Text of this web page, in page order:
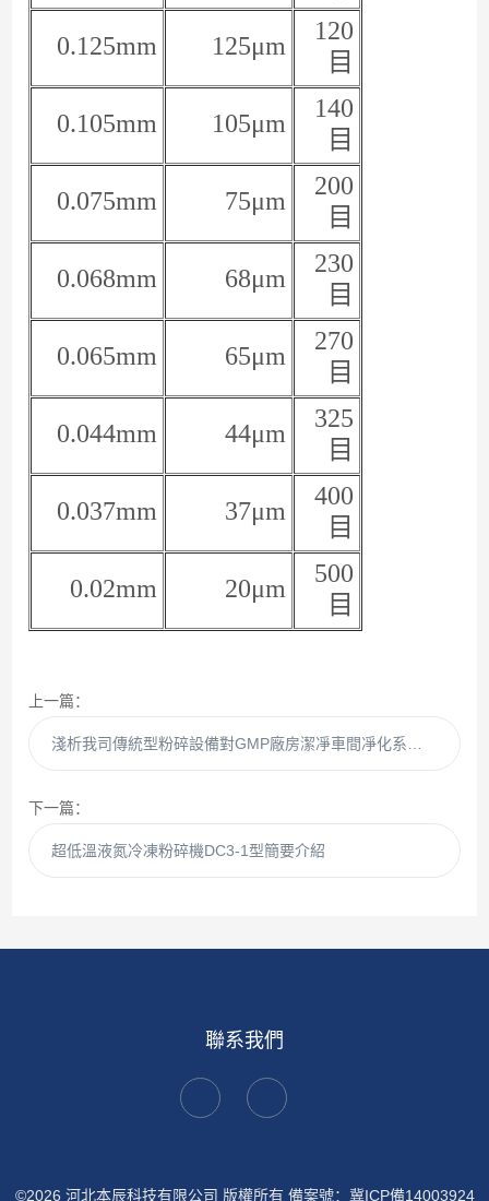
0.125mm 125μm
120
目
0.105mm 105μm
140
目
0.075mm 75μm
200
目
0.068mm 68μm
230
目
0.065mm 65μm
270
目
0.044mm 44μm
325
目
0.037mm 37μm
400
目
0.02mm 20μm
500
目
上一篇：
下一篇：
超低溫液氮冷凍粉碎機DC3-1型簡要介紹
聯系我們
©2026 河北本辰科技有限公司 版權所有 備案號：冀ICP備14003924